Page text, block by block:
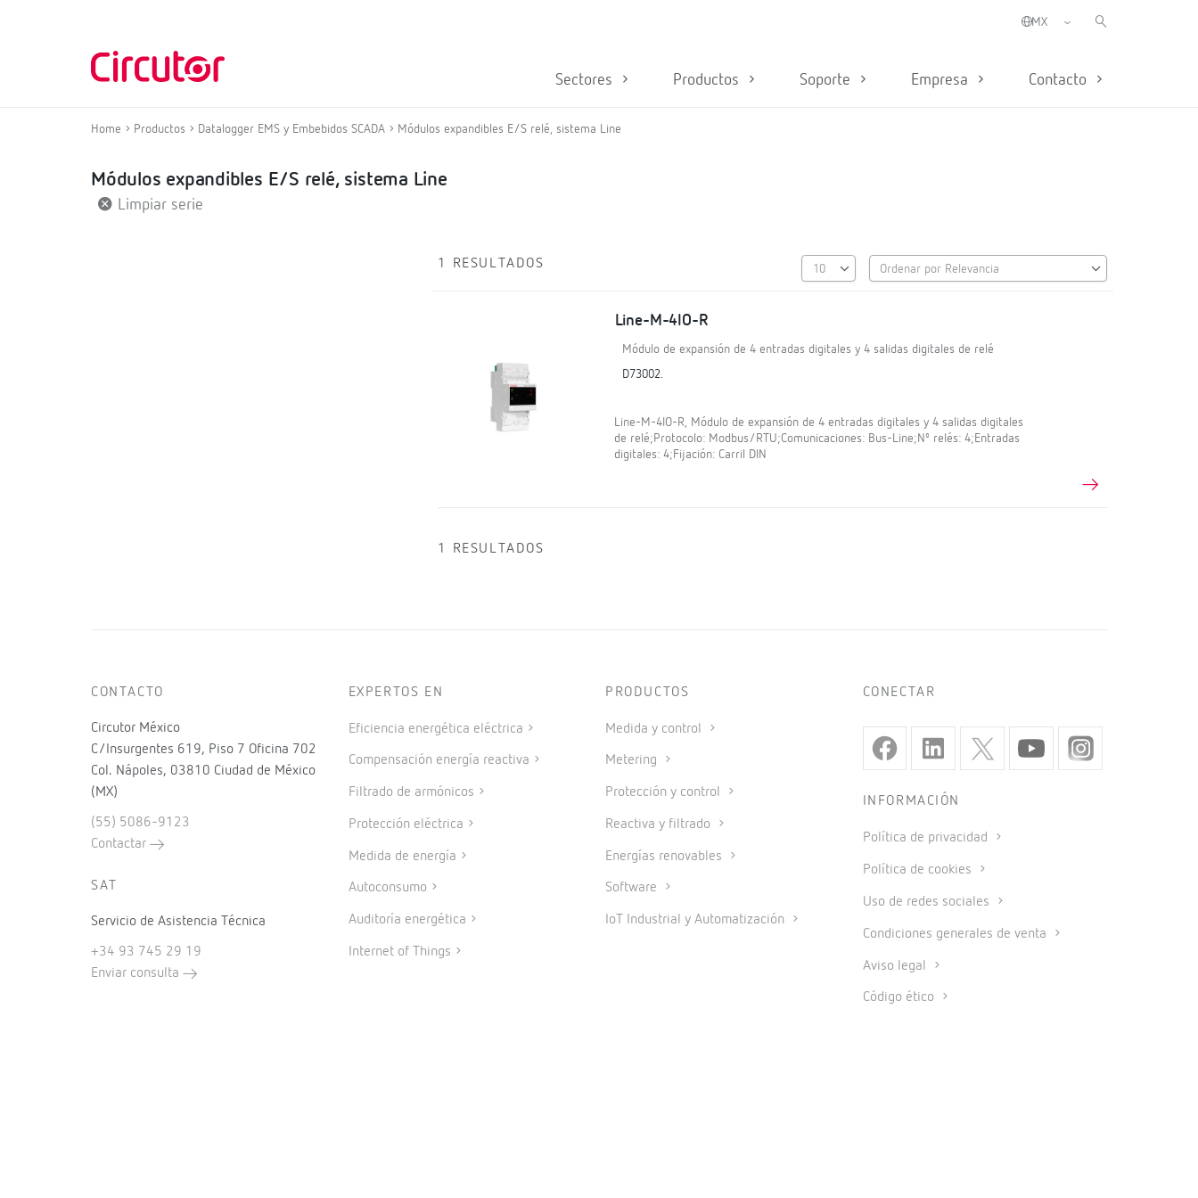
Sectores Productos Soporte Empresa Contacto
Home Productos Datalogger EMS y Embebidos SCADA Módulos expandibles E/S relé, sistema Line
Módulos expandibles E/S relé, sistema Line
Limpiar serie
1 RESULTADOS
Line-M-4IO-R
Módulo de expansión de 4 entradas digitales y 4 salidas digitales de relé
D73002.
Line-M-4IO-R, Módulo de expansión de 4 entradas digitales y 4 salidas digitales
de relé;Protocolo: Modbus/RTU;Comunicaciones: Bus-Line;Nº relés: 4;Entradas
digitales: 4;Fijación: Carril DIN
1 RESULTADOS
CONTACTO
Circutor México
C/Insurgentes 619, Piso 7 Oficina 702
Col. Nápoles, 03810 Ciudad de México
(MX)
(55) 5086-9123
Contactar
SAT
Servicio de Asistencia Técnica
+34 93 745 29 19
Enviar consulta
EXPERTOS EN
Eficiencia energética eléctrica
Compensación energía reactiva
Filtrado de armónicos
Protección eléctrica
Medida de energía
Autoconsumo
Auditoría energética
Internet of Things
PRODUCTOS
Medida y control
Metering
Protección y control
Reactiva y filtrado
Energías renovables
Software
IoT Industrial y Automatización
CONECTAR
INFORMACIÓN
Política de privacidad
Política de cookies
Uso de redes sociales
Condiciones generales de venta
Aviso legal
Código ético